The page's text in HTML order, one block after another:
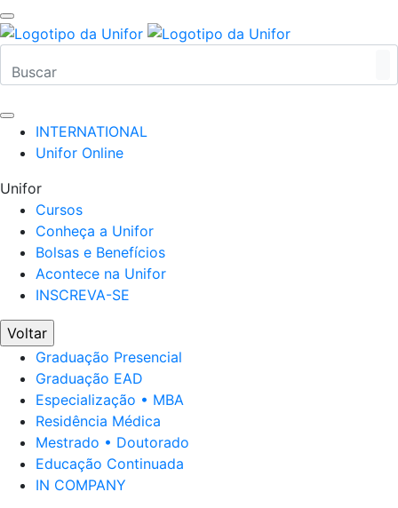
INTERNATIONAL
Unifor Online
Unifor
Cursos
Conheça a Unifor
Bolsas e Benefícios
Acontece na Unifor
INSCREVA-SE
Voltar
Graduação Presencial
Graduação EAD
Especialização • MBA
Residência Médica
Mestrado • Doutorado
Educação Continuada
IN COMPANY